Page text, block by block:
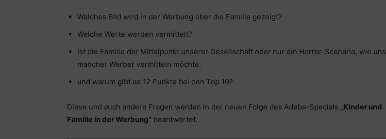
Welches Bild wird in der Werbung über die Familie gezeigt?
Welche Werte werden vermittelt?
Ist die Familie der Mittelpunkt unserer Gesellschaft oder nur ein Horror-Scenario, wie uns
mancher Werber vermitteln möchte.
und warum gibt es 12 Punkte bei den Top 10?
Diese und auch andere Fragen werden in der neuen Folge des Adeba-Specials „Kinder und
Familie in der Werbung“ beantwortet.